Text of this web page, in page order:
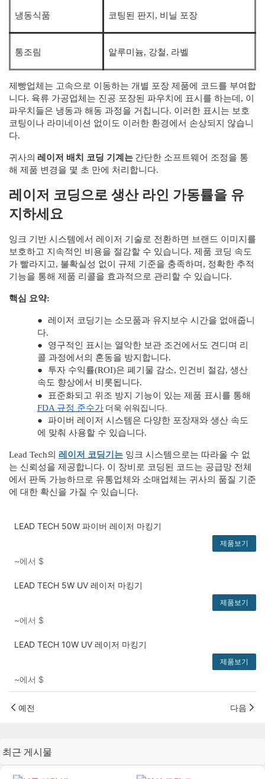
냉동식품 코팅된 판지, 비닐 포장
통조림 알루미늄, 강철, 라벨
제빵업체는 고속으로 이동하는 개별 포장 제품에 코드를 부여합
니다. 육류 가공업체는 진공 포장된 파우치에 표시를 하는데, 이
파우치들은 냉동과 해동 과정을 거칩니다. 이러한 표시는 보호
코팅이나 라미네이션 없이도 이러한 환경에서 손상되지 않습니
다.
귀사의 레이저 배치 코딩 기계는 간단한 소프트웨어 조정을 통
해 제품 변경을 몇 초 만에 처리합니다.
레이저 코딩으로 생산 라인 가동률을 유
지하세요
잉크 기반 시스템에서 레이저 기술로 전환하면 브랜드 이미지를
보호하고 지속적인 비용을 절감할 수 있습니다. 제품 코딩 속도
가 빨라지고, 불확실성 없이 규제 기준을 충족하며, 정확한 추적
기능을 통해 제품 리콜을 효과적으로 관리할 수 있습니다.
핵심 요약:
●
레이저 코딩기는 소모품과 유지보수 시간을 없애줍니
다.
●
영구적인 표시는 열악한 보관 조건에서도 견디며 리
콜 과정에서의 혼동을 방지합니다.
●
투자 수익률(ROI)은 폐기물 감소, 인건비 절감, 생산
속도 향상에서 비롯됩니다.
●
표준화되고 위조 방지 기능이 있는 제품 표시를 통해
FDA 규정 준수가 더욱 쉬워집니다.
●
파이버 레이저 시스템은 다양한 포장재와 생산 속도
에 맞춰 사용할 수 있습니다.
Lead Tech의 레이저 코딩기는 잉크 시스템으로는 따라올 수 없
는 신뢰성을 제공합니다. 이 장비로 코딩된 코드는 공급망 전체
에서 판독 가능하므로 유통업체와 소매업체는 귀사의 품질 기준
에 대한 확신을 가질 수 있습니다.
LEAD TECH 50W 파이버 레이저 마킹기
~에서 $
제품보기
LEAD TECH 5W UV 레이저 마킹기
~에서 $
제품보기
LEAD TECH 10W UV 레이저 마킹기
~에서 $
제품보기
예전 다음
최근 게시물